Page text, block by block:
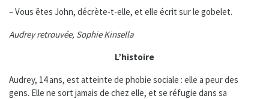
– Vous êtes John, décrète-t-elle, et elle écrit sur le gobelet.
Audrey retrouvée, Sophie Kinsella
L’histoire
Audrey, 14 ans, est atteinte de phobie sociale : elle a peur des
gens. Elle ne sort jamais de chez elle, et se réfugie dans sa